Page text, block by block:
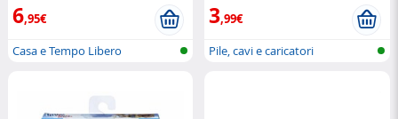
6,95€
Casa e Tempo Libero
3,99€
Pile, cavi e caricatori